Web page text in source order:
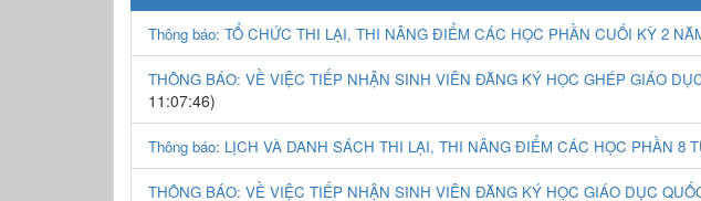
Thông báo: TỔ CHỨC THI LẠI, THI NÂNG ĐIỂM CÁC HỌC PHẦN CUỐI KỲ 2
THÔNG BÁO: VỀ VIỆC TIẾP NHẬN SINH VIÊN ĐĂNG KÝ HỌC GHÉP GIÁO
11:07:46)
Thông báo: LỊCH VÀ DANH SÁCH THI LẠI, THI NÂNG ĐIỂM CÁC HỌC PHẦN 8
THÔNG BÁO: VỀ VIỆC TIẾP NHẬN SINH VIÊN ĐĂNG KÝ HỌC GIÁO DỤC